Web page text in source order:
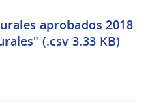
aprobados 2018
(.csv 3.33 KB)